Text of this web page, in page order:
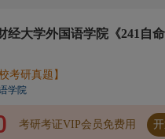
经大学外国语学院《241自
考研真题】
学院
考研考证VIP会员免费用